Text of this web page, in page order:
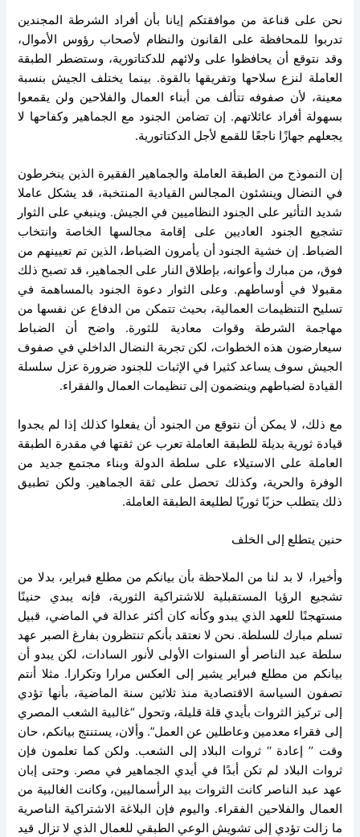
نحن على قناعة من موافقتكم إيانا بأن أفراد الشرطة المجندين
تدربوا للمحافظة على القانون والنظام لأصحاب رؤوس الأموال،
وقد نتوقع أن يحافظوا على ولائهم للدكتاتورية، وستضطر الطبقة
العاملة لنزع سلاحها وتفريقها بالقوة. بينما يختلف الجيش بنسبة
معينة، لأن صفوفه تتألف من أبناء العمال والفلاحين ولن يقمعوا
بسهولة أفراد عائلاتهم. إن تضامن الجنود مع الجماهير وكفاحها لا
يجعلهم جهازًا ناجعًا للقمع لأجل الدكتاتورية.
إن النموذج من الطبقة العاملة والجماهير الفقيرة الذين ينخرطون
في النضال وينشئون المجالس القيادية المنتخبة، قد يشكل عاملا
شديد التأثير على الجنود النظاميين في الجيش. وينبغي على الثوار
تشجيع الجنود العاديين على إقامة مجالسها الخاصة وانتخاب
الضباط. إن خشية الجنود أن يأمرون الضباط، الذين تم تعيينهم من
فوق، من مبارك وأعوانه، بإطلاق النار على الجماهير، قد تصبح ذلك
مقبولا في أوساطهم. وعلى الثوار دعوة الجنود بالمساهمة في
تسليح التنظيمات العمالية، بحيث تتمكن من الدفاع عن نفسها من
مهاجمة الشرطة وقوات معادية للثورة. واضح أن الضباط
سيعارضون هذه الخطوات، لكن تجربة النضال الداخلي في صفوف
الجيش سوف يساعد كثيرا في الإثبات للجنود ضرورة عزل سلسلة
القيادة لضباطهم وينضمون إلى تنظيمات العمال والفقراء.
مع ذلك، لا يمكن أن نتوقع من الجنود أن يفعلوا كذلك إذا لم يجدوا
قيادة ثورية بديلة للطبقة العاملة تعرب عن ثقتها في مقدرة الطبقة
العاملة على الاستيلاء على سلطة الدولة وبناء مجتمع جديد من
الوفرة والحرية، وكذلك تحصل على ثقة الجماهير. ولكن تطبيق
ذلك يتطلب حزبًا ثوريًا لطليعة الطبقة العاملة.
حنين يتطلع إلى الخلف
وأخيرا، لا بد لنا من الملاحظة بأن بيانكم من مطلع فبراير، بدلا من
تشجيع الرؤيا المستقبلية للاشتراكية الثورية، فإنه يبدي حنينًا
مستهجنًا للعهد الذي يبدو وكأنه كان أكثر عدالة في الماضي، قبيل
تسلم مبارك للسلطة. نحن لا نعتقد بأنكم تنتظرون بفارغ الصبر عهد
سلطة عبد الناصر أو السنوات الأولى لأنور السادات، لكن يبدو أن
بيانكم من مطلع فبراير يشير إلى العكس مرارا وتكرارا. مثلا أنتم
تصفون السياسة الاقتصادية منذ ثلاثين سنة الماضية، بأنها تؤدي
إلى تركيز الثروات بأيدي قلة قليلة، وتحول “غالبية الشعب المصري
إلى فقراء معدمين وعاطلين عن العمل”. وألان، يستنتج بيانكم، حان
وقت ’’ إعادة ‘‘ ثروات البلاد إلى الشعب. ولكن كما تعلمون فإن
ثروات البلاد لم تكن أبدًا في أيدي الجماهير في مصر. وحتى إبان
عهد عبد الناصر كانت الثروات بيد الرأسماليين، وكانت الغالبية من
العمال والفلاحين الفقراء. واليوم فإن البلاغة الاشتراكية الناصرية
ما زالت تؤدي إلى تشويش الوعي الطبقي للعمال الذي لا تزال قيد